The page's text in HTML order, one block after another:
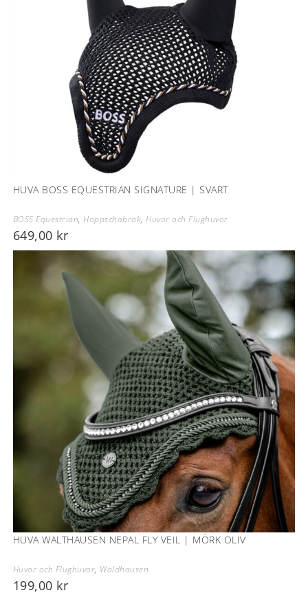
HUVA BOSS EQUESTRIAN SIGNATURE | SVART
BOSS Equestrian,Hoppschabrak,Huvor och Flughuvor
649,00 kr
HUVA WALTHAUSEN NEPAL FLY VEIL | MÖRK OLIV
Huvor och Flughuvor, Waldhausen
199,00 kr